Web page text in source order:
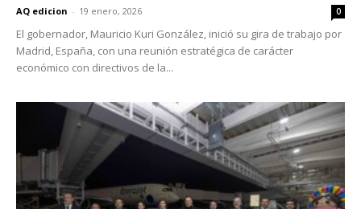
AQ edicion - 19 enero, 2026 0
El gobernador, Mauricio Kuri González, inició su gira de trabajo por
Madrid, España, con una reunión estratégica de carácter
económico con directivos de la...